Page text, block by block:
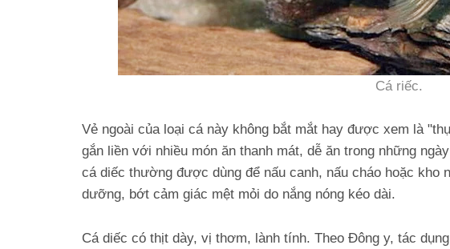
Cá riếc.
Vẻ ngoài của loại cá này không bắt mắt hay được xem là
gắn liền với nhiều món ăn thanh mát, dễ ăn trong những
cá diếc thường được dùng để nấu canh, nấu cháo hoặc kho
dưỡng, bớt cảm giác mệt mỏi do nắng nóng kéo dài.
Cá diếc có thịt dày, vị thơm, lành tính. Theo Đông y, tác